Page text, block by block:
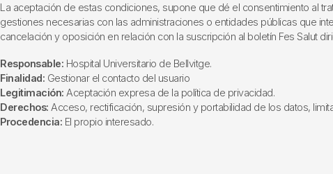
La aceptación de estas condiciones, supone que dé el consentimiento al
gestiones necesarias con las administraciones o entidades públicas que
cancelación y oposición en relación con la suscripción al boletín Fes Salut
Responsable: Hospital Universitario de Bellvitge.
Finalidad: Gestionar el contacto del usuario
Legitimación: Aceptación expresa de la política de privacidad.
Derechos: Acceso, rectificación, supresión y portabilidad de los datos,
Procedencia: El propio interesado.